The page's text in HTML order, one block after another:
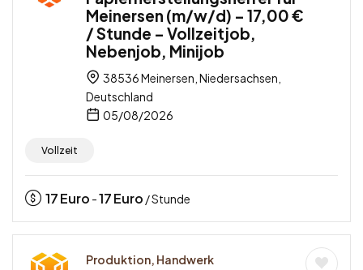
Meinersen (m/w/d) – 17,00 €
/ Stunde – Vollzeitjob,
Nebenjob, Minijob
38536 Meinersen, Niedersachsen,
Deutschland
05/08/2026
Vollzeit
17Euro -17Euro / Stunde
Produktion, Handwerk